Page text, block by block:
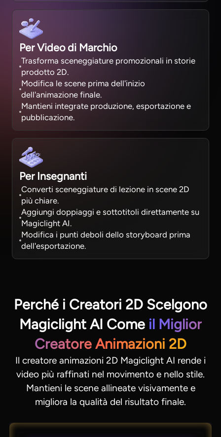
Per Video di Marchio
Trasforma sceneggiature promozionali in storie
prodotto 2D.
Modifica le scene prima dell'inizio
dell'animazione finale.
Mantieni integrate produzione, esportazione e
pubblicazione.
Per Insegnanti
Converti sceneggiature di lezione in scene 2D
più chiare.
Aggiungi doppiaggi e sottotitoli direttamente su
Magiclight AI.
Modifica i punti deboli dello storyboard prima
dell'esportazione.
Perché i Creatori 2D Scelgono
Magiclight AI Come il Miglior
Creatore Animazioni 2D
Il creatore animazioni 2D Magiclight AI rende i
video più raffinati nel movimento e nello stile.
Mantieni le scene allineate visivamente e
migliora la qualità del risultato finale.